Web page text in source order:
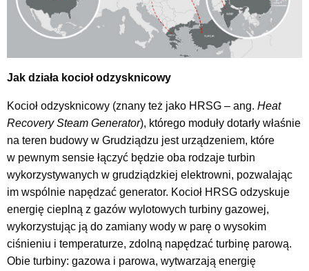
Jak działa kocioł odzysknicowy
Kocioł odzysknicowy (znany też jako HRSG – ang. Heat
Recovery Steam Generator), którego moduły dotarły właśnie
na teren budowy w Grudziądzu jest urządzeniem, które
w pewnym sensie łączyć będzie oba rodzaje turbin
wykorzystywanych w grudziądzkiej elektrowni, pozwalając
im wspólnie napędzać generator. Kocioł HRSG odzyskuje
energię cieplną z gazów wylotowych turbiny gazowej,
wykorzystując ją do zamiany wody w parę o wysokim
ciśnieniu i temperaturze, zdolną napędzać turbinę parową.
Obie turbiny: gazowa i parowa, wytwarzają energię